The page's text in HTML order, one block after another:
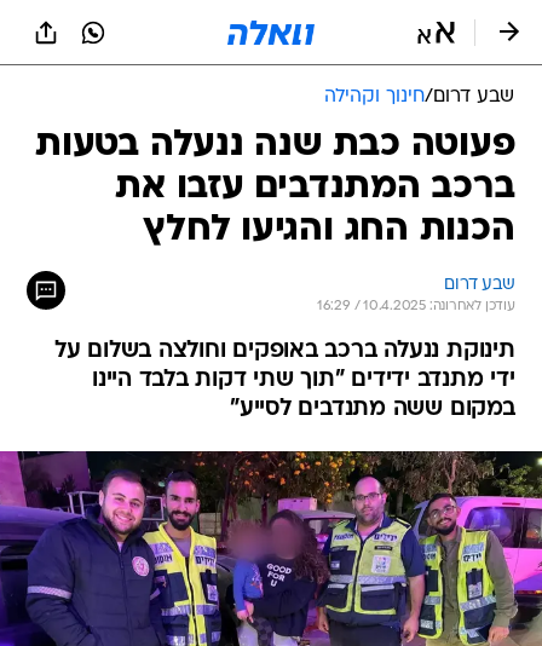
שבע דרום/חינוך וקהילה
פעוטה כבת שנה ננעלה בטעות
ברכב המתנדבים עזבו את
הכנות החג והגיעו לחלץ
שבע דרום
עודכן לאחרונה: 10.4.2025 / 16:29
תינוקת ננעלה ברכב באופקים וחולצה בשלום על
ידי מתנדב ידידים "תוך שתי דקות בלבד היינו
במקום ששה מתנדבים לסייע"